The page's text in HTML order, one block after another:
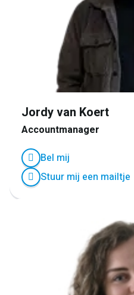
Jordy van Koert
Accountmanager
Bel mij
Stuur mij een mailtje